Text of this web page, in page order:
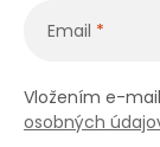
Email
Vložením e-
osobných